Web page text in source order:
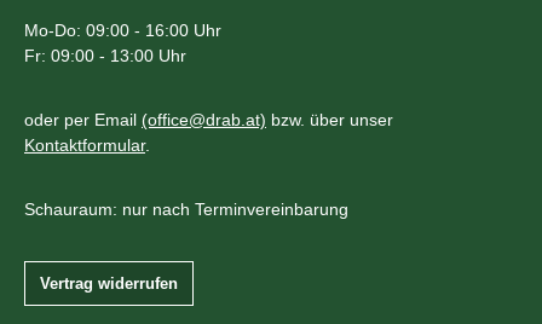
Mo-Do: 09:00 - 16:00 Uhr
Fr: 09:00 - 13:00 Uhr
oder per Email (office@drab.at) bzw. über unser
Kontaktformular.
Schauraum: nur nach Terminvereinbarung
Vertrag widerrufen